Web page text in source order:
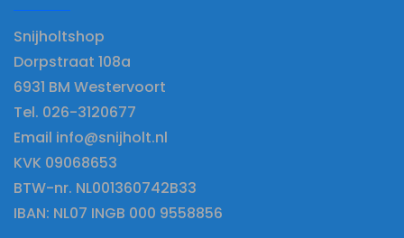
Snijholtshop
Dorpstraat 108a
6931 BM Westervoort
Tel. 026-3120677
Email info@snijholt.nl
KVK 09068653
BTW-nr. NL001360742B33
IBAN: NL07 INGB 000 9558856